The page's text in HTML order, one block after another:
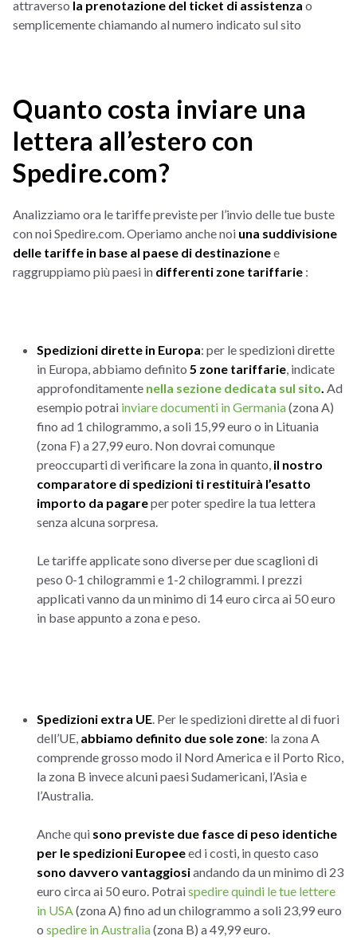
attraverso la prenotazione del ticket di assistenza o
semplicemente chiamando al numero indicato sul sito
Quanto costa inviare una
lettera all’estero con
Spedire.com?
Analizziamo ora le tariffe previste per l’invio delle tue buste
con noi Spedire.com. Operiamo anche noi una suddivisione
delle tariffe in base al paese di destinazionee
raggruppiamo più paesi in differenti zone tariffarie :
Spedizioni dirette in Europa: per le spedizioni dirette
in Europa, abbiamo definito 5 zone tariffarie, indicate
approfonditamente nella sezione dedicata sul sito. Ad
esempio potrai inviare documenti in Germania(zona A)
fino ad 1 chilogrammo, a soli 15,99 euro o in Lituania
(zona F) a 27,99 euro. Non dovrai comunque
preoccuparti di verificare la zona in quanto, il nostro
comparatore di spedizioni ti restituirà l’esatto
importo da pagareper poter spedire la tua lettera
senza alcuna sorpresa.
Le tariffe applicate sono diverse per due scaglioni di
peso 0-1 chilogrammi e 1-2 chilogrammi. I prezzi
applicati vanno da un minimo di 14 euro circa ai 50 euro
in base appunto a zona e peso.
Spedizioni extra UE. Per le spedizioni dirette al di fuori
dell’UE, abbiamo definito due sole zone: la zona A
comprende grosso modo il Nord America e il Porto Rico,
la zona B invece alcuni paesi Sudamericani, l’Asia e
l’Australia.
Anche qui sono previste due fasce di peso identiche
per le spedizioni Europeeed i costi, in questo caso
sono davvero vantaggiosiandando da un minimo di 23
euro circa ai 50 euro. Potraispedire quindi le tue lettere
in USA(zona A) fino ad un chilogrammo a soli 23,99 euro
o spedire in Australia(zona B) a 49,99 euro.